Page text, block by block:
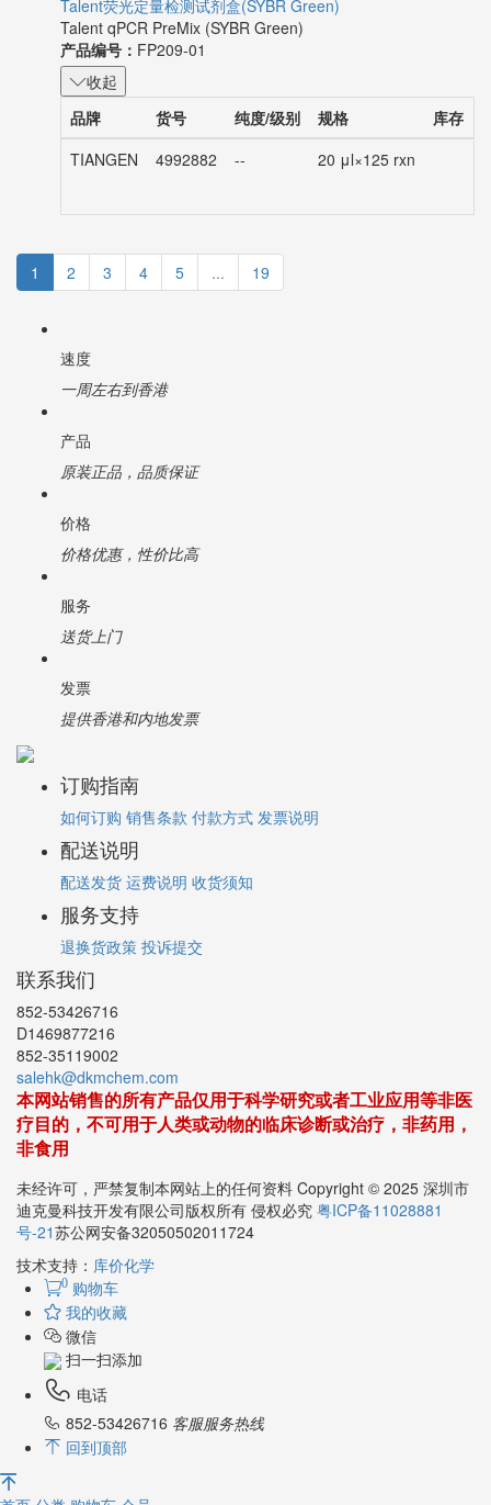
Talent荧光定量检测试剂盒(SYBR Green)
Talent qPCR PreMix (SYBR Green)
产品编号： FP209-01
收起
品牌
货号 纯度/级别 规格 库存
TIANGEN
4992882 -- 20 μl×125 rxn
1 2 3 4 5 ... 19
速度
一周左右到香港
产品
原装正品，品质保证
价格
价格优惠，性价比高
服务
送货上门
发票
提供香港和内地发票
订购指南
如何订购 销售条款 付款方式 发票说明
配送说明
配送发货 运费说明 收货须知
服务支持
退换货政策 投诉提交
联系我们
852-53426716
D1469877216
852-35119002
salehk@dkmchem.com
本网站销售的所有产品仅用于科学研究或者工业应用等非医
疗目的，不可用于人类或动物的临床诊断或治疗，非药用，
非食用
未经许可，严禁复制本网站上的任何资料 Copyright © 2025 深圳市
迪克曼科技开发有限公司版权所有 侵权必究 粤ICP备11028881
号-21苏公网安备32050502011724
技术支持： 库价化学
0 购物车
我的收藏
微信
扫一扫添加
电话
852-53426716 客服服务热线
回到顶部